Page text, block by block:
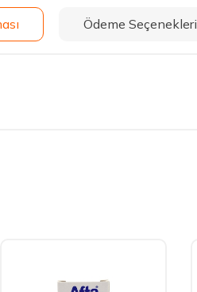
Ödeme Seçenekleri